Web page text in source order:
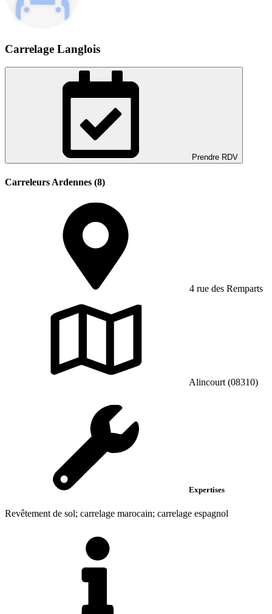
Carrelage Langlois
Prendre RDV
Carreleurs Ardennes (8)
4 rue des Remparts
Alincourt (08310)
Expertises
Revêtement de sol; carrelage marocain; carrelage espagnol